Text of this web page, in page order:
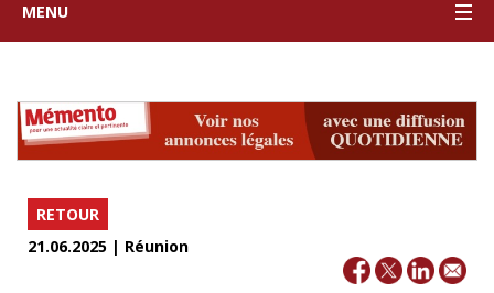
MENU
RETOUR
21.06.2025 | Réunion